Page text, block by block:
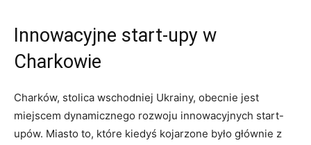
Innowacyjne start-upy w
Charkowie
Charków, stolica wschodniej Ukrainy, obecnie jest
miejscem dynamicznego rozwoju innowacyjnych ‍start-
upów. Miasto to, które kiedyś kojarzone było ⁤głównie z